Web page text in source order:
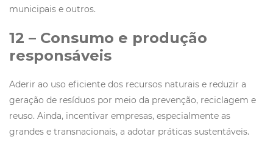
municipais e outros.
12 – Consumo e produção
responsáveis
Aderir ao uso eficiente dos recursos naturais e reduzir a
geração de resíduos por meio da prevenção, reciclagem e
reuso. Ainda, incentivar empresas, especialmente as
grandes e transnacionais, a adotar práticas sustentáveis.